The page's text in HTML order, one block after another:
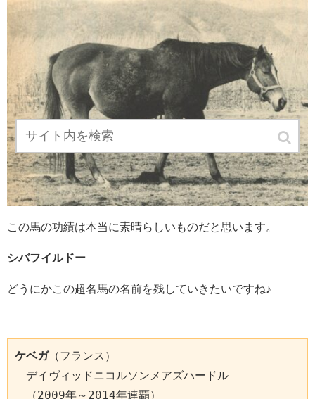
この馬の功績は本当に素晴らしいものだと思います。
シバフイルドー
どうにかこの超名馬の名前を残していきたいですね♪
ケベガ（フランス）
デイヴィッドニコルソンメアズハードル
（2009年～2014年連覇）